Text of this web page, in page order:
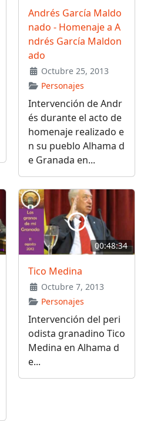
Andrés García Maldo
nado - Homenaje a A
ndrés García Maldon
ado
Octubre 25, 2013
Personajes
Intervención de Andr
és durante el acto de
homenaje realizado e
n su pueblo Alhama d
e Granada en...
00:48:34
Tico Medina
Octubre 7, 2013
Personajes
Intervención del peri
odista granadino Tico
Medina en Alhama d
e...